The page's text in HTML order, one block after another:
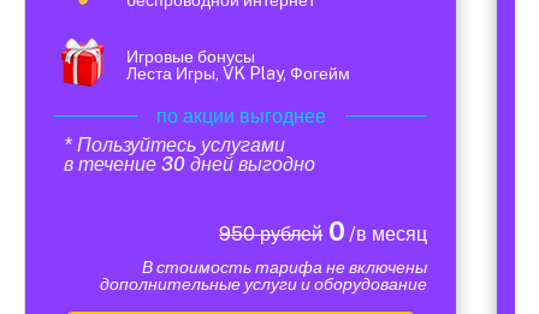
Игровые бонусы
Леста Игры, VK Play, Фогейм
по акции выгоднее
* Пользуйтесь услугами
в течение 30 дней выгодно
950 рублей0 /в месяц
В стоимость тарифа не включены
дополнительные услуги и оборудование